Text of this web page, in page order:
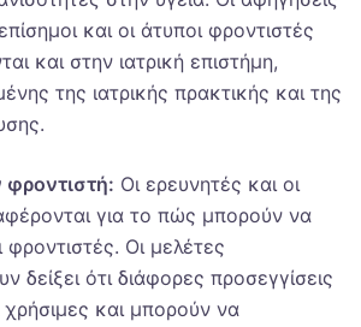
και οι άτυποι φροντιστές
και στην ιατρική επιστήμη,
της ιατρικής πρακτικής και της
φροντιστή: Οι ερευνητές και οι
για το πώς μπορούν να
φροντιστές. Οι μελέτες
δείξει ότι διάφορες προσεγγίσεις
χρήσιμες και μπορούν να